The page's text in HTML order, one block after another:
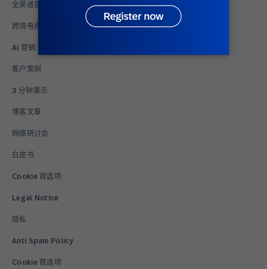
全渠道营销
跨境电商
AI 营销
客户案例
3 分钟演示
博客文章
网络研讨会
白皮书
Cookie 首选项
Legal Notice
隐私
Anti Spam Policy
Cookie 首选项